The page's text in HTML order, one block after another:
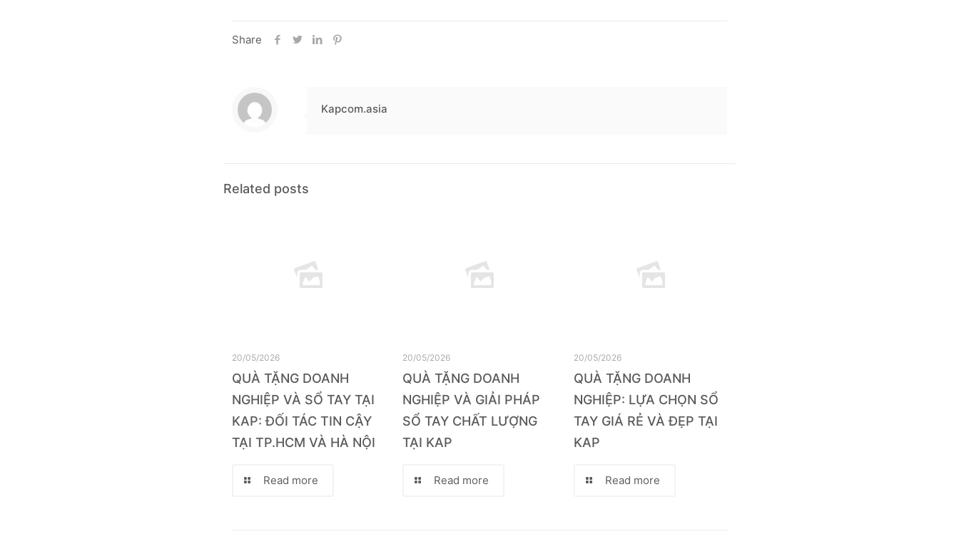
Share
Kapcom.asia
Related posts
20/05/2026
QUÀ TẶNG DOANH
NGHIỆP VÀ SỔ TAY TẠI
KAP: ĐỐI TÁC TIN CẬY
TẠI TP.HCM VÀ HÀ NỘI
Read more
20/05/2026
QUÀ TẶNG DOANH
NGHIỆP VÀ GIẢI PHÁP
SỔ TAY CHẤT LƯỢNG
TẠI KAP
Read more
20/05/2026
QUÀ TẶNG DOANH
NGHIỆP: LỰA CHỌN SỔ
TAY GIÁ RẺ VÀ ĐẸP TẠI
KAP
Read more